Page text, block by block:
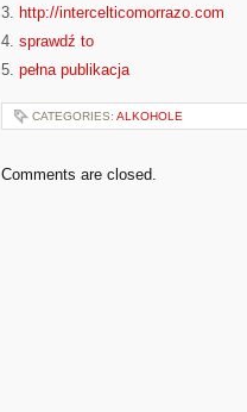
3. http://intercelticomorrazo.com
4. sprawdź to
5. pełna publikacja
CATEGORIES: ALKOHOLE
Comments are closed.